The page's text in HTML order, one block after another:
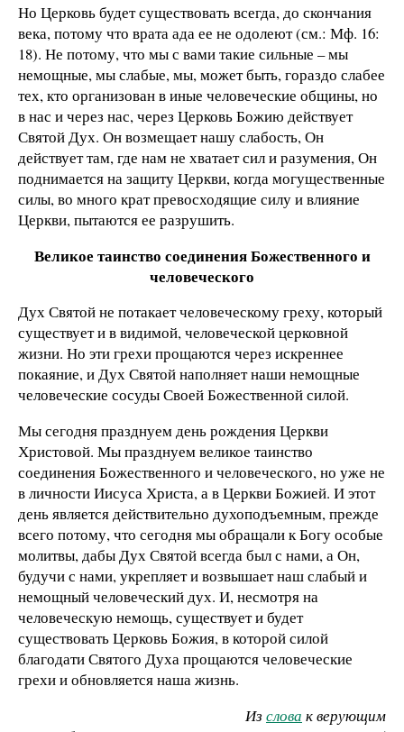
Но Церковь будет существовать всегда, до скончания
века, потому что врата ада ее не одолеют (см.: Мф. 16:
18). Не потому, что мы с вами такие сильные – мы
немощные, мы слабые, мы, может быть, гораздо слабее
тех, кто организован в иные человеческие общины, но
в нас и через нас, через Церковь Божию действует
Святой Дух. Он возмещает нашу слабость, Он
действует там, где нам не хватает сил и разумения, Он
поднимается на защиту Церкви, когда могущественные
силы, во много крат превосходящие силу и влияние
Церкви, пытаются ее разрушить.
Великое таинство соединения Божественного и
человеческого
Дух Святой не потакает человеческому греху, который
существует и в видимой, человеческой церковной
жизни. Но эти грехи прощаются через искреннее
покаяние, и Дух Святой наполняет наши немощные
человеческие сосуды Своей Божественной силой.
Мы сегодня празднуем день рождения Церкви
Христовой. Мы празднуем великое таинство
соединения Божественного и человеческого, но уже не
в личности Иисуса Христа, а в Церкви Божией. И этот
день является действительно духоподъемным, прежде
всего потому, что сегодня мы обращали к Богу особые
молитвы, дабы Дух Святой всегда был с нами, а Он,
будучи с нами, укрепляет и возвышает наш слабый и
немощный человеческий дух. И, несмотря на
человеческую немощь, существует и будет
существовать Церковь Божия, в которой силой
благодати Святого Духа прощаются человеческие
грехи и обновляется наша жизнь.
Изслова к верующим